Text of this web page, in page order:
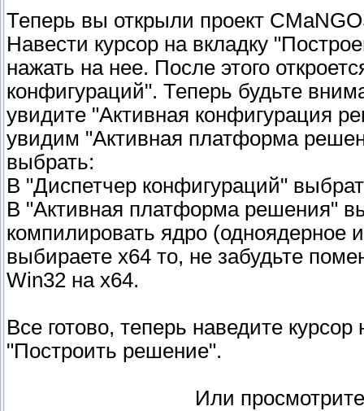
Теперь вы открыли проект
Навести курсор на вкладку
нажать на нее. После этого
конфигураций". Теперь будьте
увидите "Активная конфигурация
увидим "Активная платформа
выбрать:
В "Диспетчер конфигураций"
В "Активная платформа решения"
компилировать ядро (одноядерное
выбираете x64 то, не забудьте
Win32 на x64.
Все готово, теперь наведите
"Построить решение".
Или